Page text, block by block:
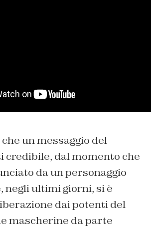
un messaggio del
credibile, dal momento che
da un personaggio
negli ultimi giorni, si è
dai potenti del
mascherine da parte